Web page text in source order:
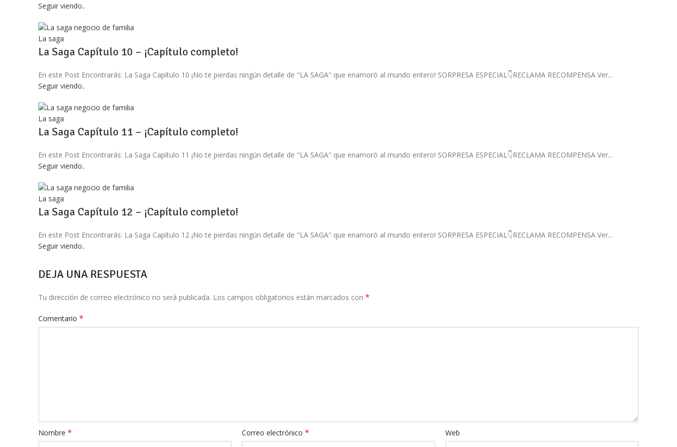
Seguir viendo..
La saga
La Saga Capítulo 10 – ¡Capítulo completo!
En este Post Encontrarás: La Saga Capítulo 10 ¡No te pierdas ningún detalle de "LA SAGA" que enamoró al mundo entero! SORPRESA ESPECIAL👇RECLAMA RECOMPENSA Ver...
Seguir viendo..
La saga
La Saga Capítulo 11 – ¡Capítulo completo!
En este Post Encontrarás: La Saga Capítulo 11 ¡No te pierdas ningún detalle de "LA SAGA" que enamoró al mundo entero! SORPRESA ESPECIAL👇RECLAMA RECOMPENSA Ver...
Seguir viendo..
La saga
La Saga Capítulo 12 – ¡Capítulo completo!
En este Post Encontrarás: La Saga Capítulo 12 ¡No te pierdas ningún detalle de "LA SAGA" que enamoró al mundo entero! SORPRESA ESPECIAL👇RECLAMA RECOMPENSA Ver...
Seguir viendo..
DEJA UNA RESPUESTA
Tu dirección de correo electrónico no será publicada. Los campos obligatorios están marcados con *
Comentario *
Nombre * Correo electrónico * Web